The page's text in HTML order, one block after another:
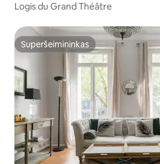
Logis du Grand Théâtre
Superšeimininkas
Superšeimininkas